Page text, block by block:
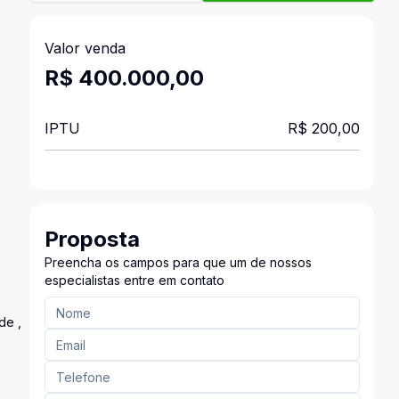
,
Valor venda
R$ 400.000,00
IPTU R$ 200,00
Proposta
Preencha os campos para que um de nossos
especialistas entre em contato